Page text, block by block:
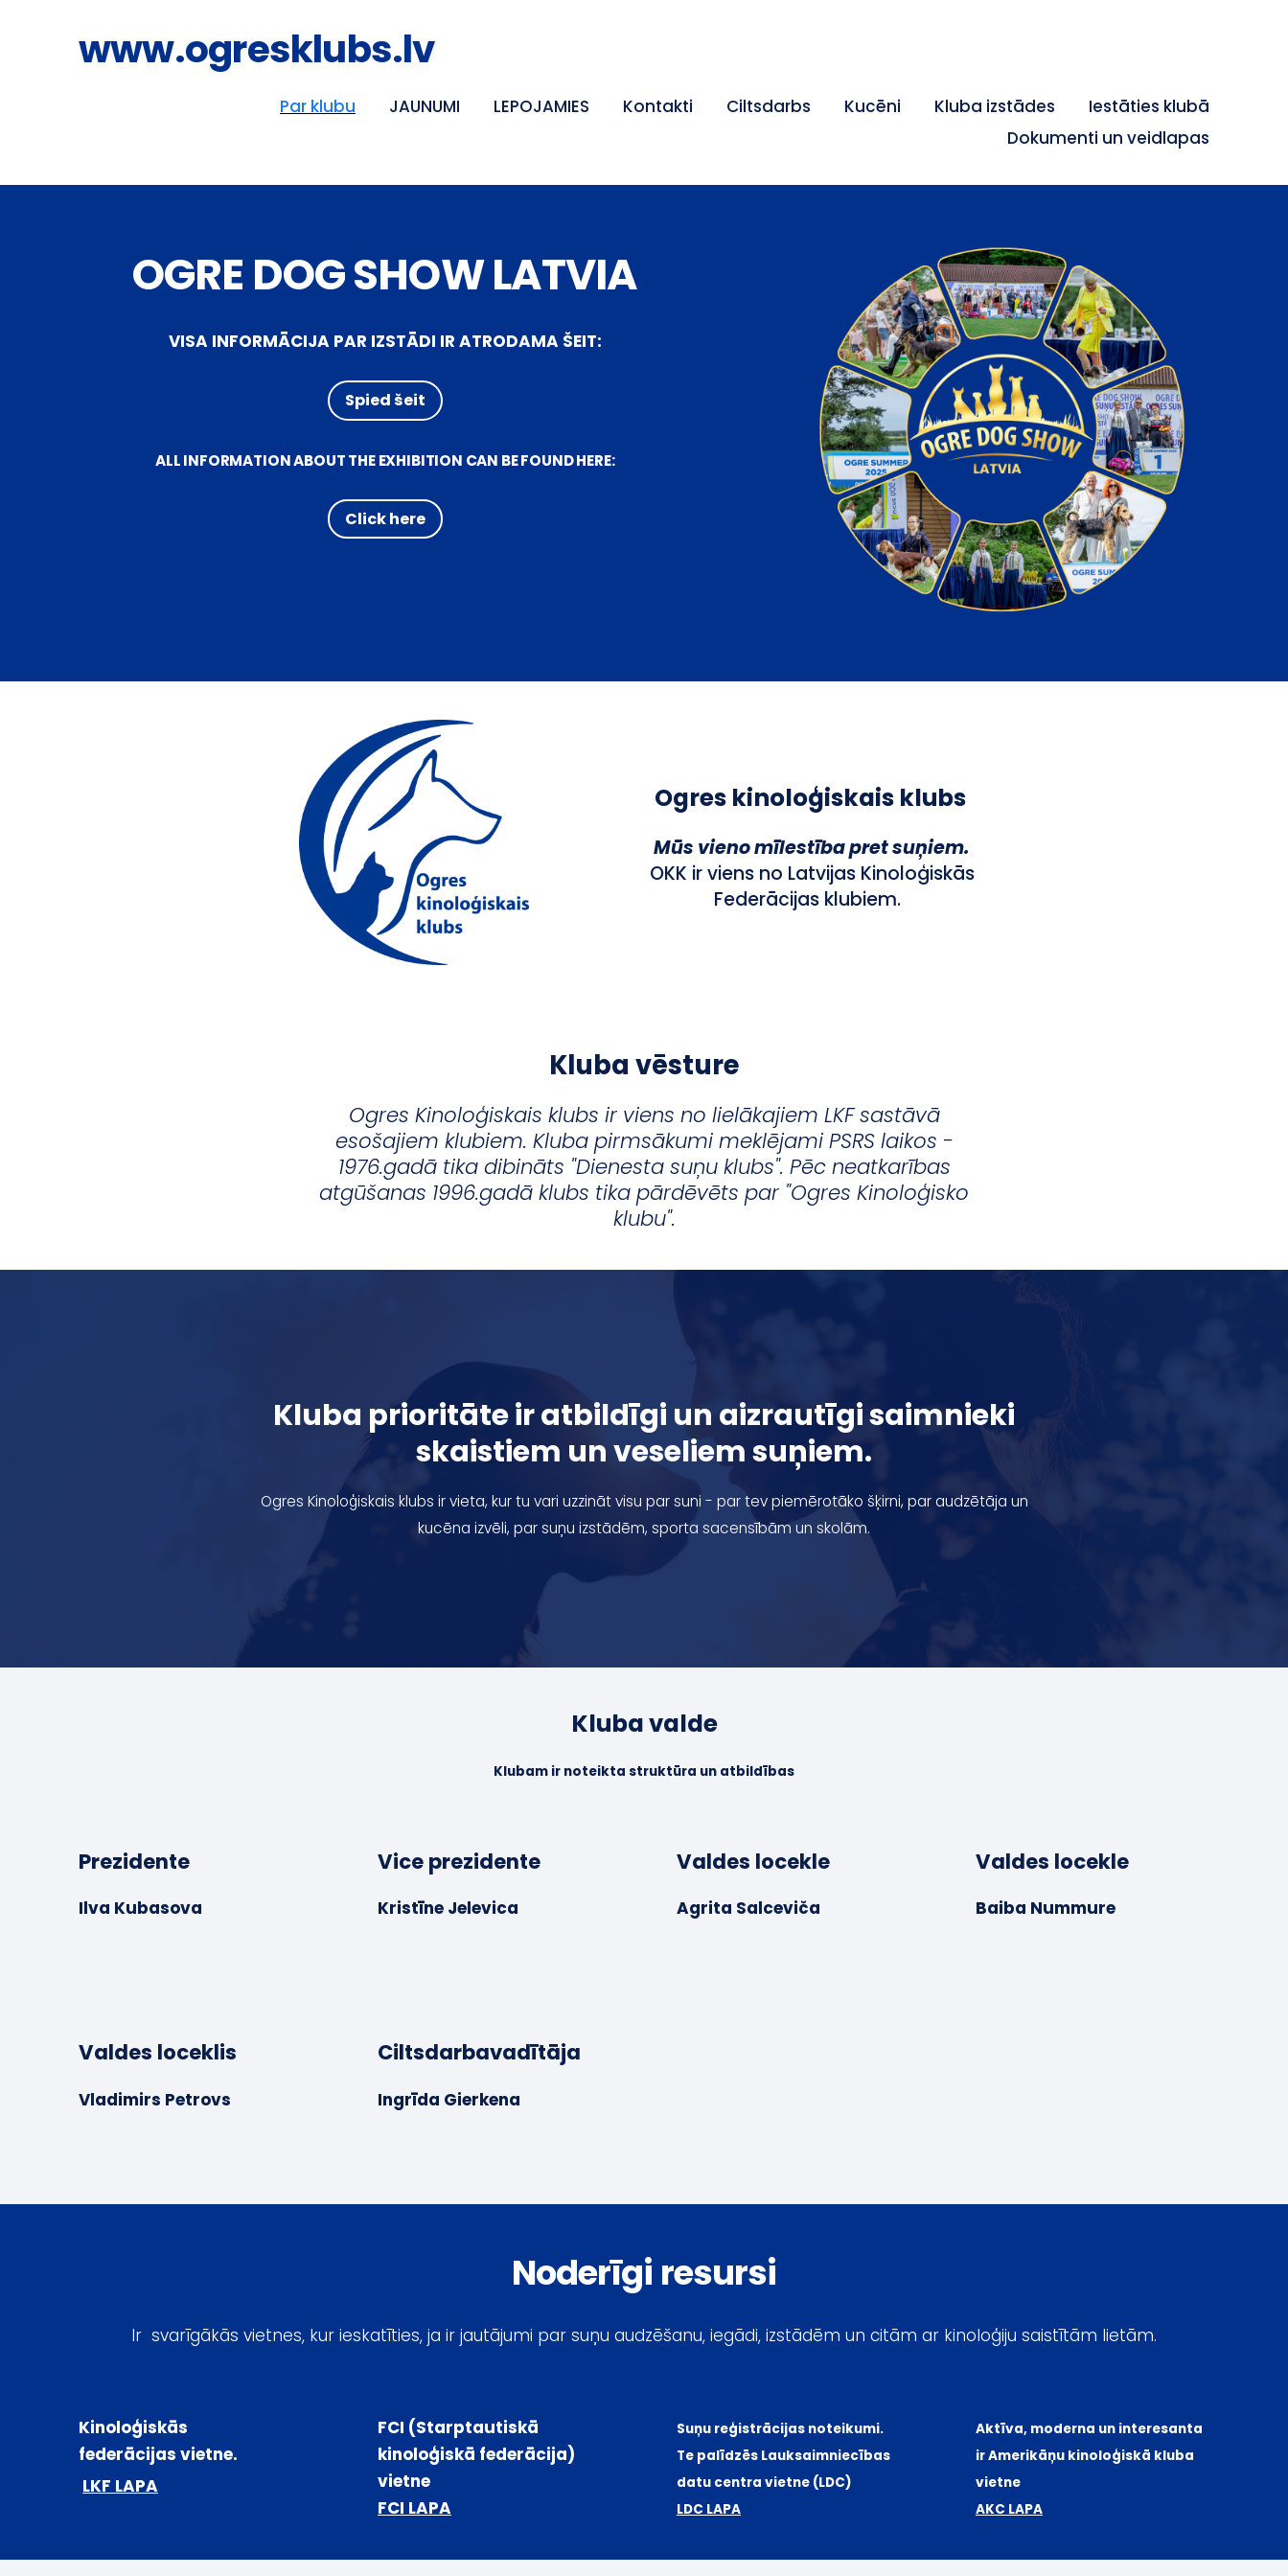
www.ogresklubs.lv
Par klubu JAUNUMI LEPOJAMIES Kontakti Ciltsdarbs Kucēni Kluba izstādes
Iestāties klubā
Dokumenti un veidlapas
OGRE DOG SHOW LATVIA
VISA INFORMĀCIJA PAR IZSTĀDI IR ATRODAMA ŠEIT:
Spied šeit
ALL INFORMATION ABOUT THE EXHIBITION CAN BE FOUND HERE:
Click here
Ogres kinoloģiskais klubs
Mūs vieno mīlestība pret suņiem.
OKK ir viens no Latvijas Kinoloģiskās
Federācijas klubiem.
Kluba vēsture
Ogres Kinoloģiskais klubs ir viens no lielākajiem LKF sastāvā
esošajiem klubiem. Kluba pirmsākumi meklējami PSRS laikos -
1976.gadā tika dibināts "Dienesta suņu klubs". Pēc neatkarības
atgūšanas 1996.gadā klubs tika pārdēvēts par "Ogres Kinoloģisko
klubu".
Kluba prioritāte ir atbildīgi un aizrautīgi saimnieki
skaistiem un veseliem suņiem.
Ogres Kinoloģiskais klubs ir vieta, kur tu vari uzzināt visu par suni - par tev piemērotāko šķirni, par audzētāja un
kucēna izvēli, par suņu izstādēm, sporta sacensībām un skolām.
Kluba valde
Klubam ir noteikta struktūra un atbildības
Prezidente
Ilva Kubasova
Vice prezidente
Kristīne Jelevica
Valdes locekle
Agrita Salceviča
Valdes locekle
Baiba Nummure
Valdes loceklis
Vladimirs Petrovs
Ciltsdarbavadītāja
Ingrīda Gierkena
Noderīgi resursi
Ir svarīgākās vietnes, kur ieskatīties, ja ir jautājumi par suņu audzēšanu, iegādi, izstādēm un citām ar kinoloģiju saistītām lietām.
Kinoloģiskās
federācijas vietne.
LKF LAPA
FCI (Starptautiskā
kinoloģiskā federācija)
vietne
FCI LAPA
Suņu reģistrācijas noteikumi.
Te palīdzēs Lauksaimniecības
datu centra vietne (LDC)
LDC LAPA
Aktīva, moderna un interesanta
ir Amerikāņu kinoloģiskā kluba
vietne
AKC LAPA